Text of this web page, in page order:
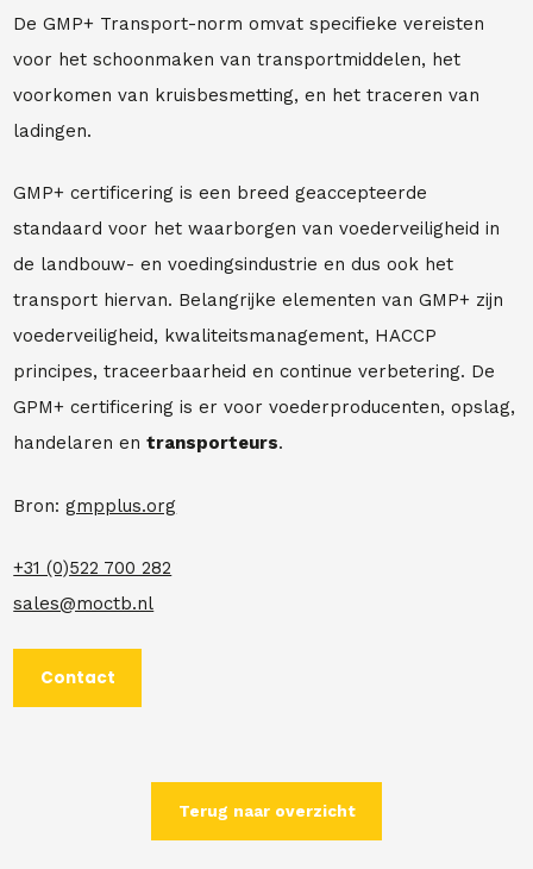
De GMP+ Transport-norm omvat specifieke vereisten
voor het schoonmaken van transportmiddelen, het
voorkomen van kruisbesmetting, en het traceren van
ladingen.
GMP+ certificering is een breed geaccepteerde
standaard voor het waarborgen van voederveiligheid in
de landbouw- en voedingsindustrie en dus ook het
transport hiervan. Belangrijke elementen van GMP+ zijn
voederveiligheid, kwaliteitsmanagement, HACCP
principes, traceerbaarheid en continue verbetering. De
GPM+ certificering is er voor voederproducenten, opslag,
handelaren entransporteurs.
Bron:gmpplus.org
+31 (0)522 700 282
sales@moctb.nl
Contact
Terug naar overzicht